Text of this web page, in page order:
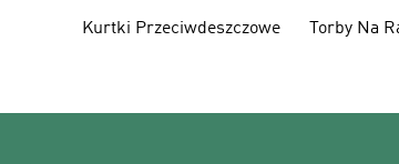
Kurtki Przeciwdeszczowe Torby Na